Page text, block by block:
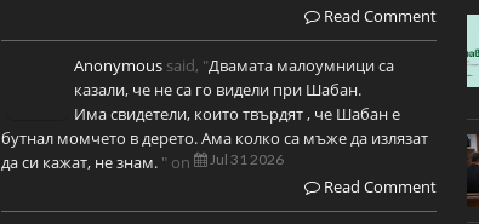
Read Comment
Anonymous said, "Двамата малоумници са
казали, че не са го видели при Шабан.
Има свидетели, които твърдят , че Шабан е
бутнал момчето в дерето. Ама колко са мъже да излязат
да си кажат, не знам. " on Jul 31 2026
Read Comment